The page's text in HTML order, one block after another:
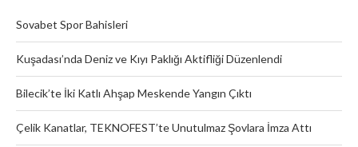
Sovabet Spor Bahisleri
Kuşadası’nda Deniz ve Kıyı Paklığı Aktifliği Düzenlendi
Bilecik’te İki Katlı Ahşap Meskende Yangın Çıktı
Çelik Kanatlar, TEKNOFEST’te Unutulmaz Şovlara İmza Attı